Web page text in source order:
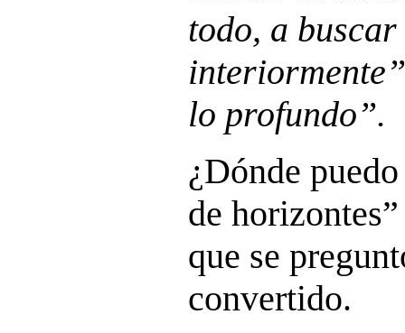
todo, a
lo profundo”.
¿Dónde
de
que se
convertido.